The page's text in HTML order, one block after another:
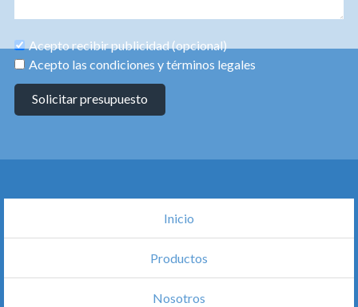
Acepto recibir publicidad (opcional)
Acepto las condiciones y términos legales
Solicitar presupuesto
Inicio
Productos
Nosotros